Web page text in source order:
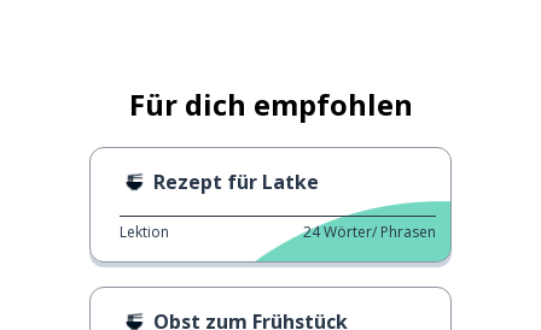
Für dich empfohlen
Rezept für Latke
Lektion 24Wörter/ Phrasen
Obst zum Frühstück